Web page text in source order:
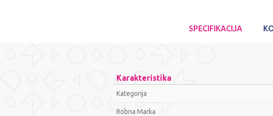
SPECIFIKACIJA
Karakteristika
Kategorija
Robna Marka